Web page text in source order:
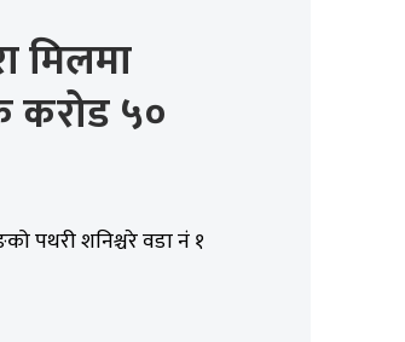
मिलमा
५०
पथरी शनिश्चरे वडा नं १